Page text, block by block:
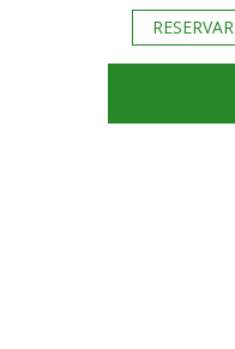
RESERVAR